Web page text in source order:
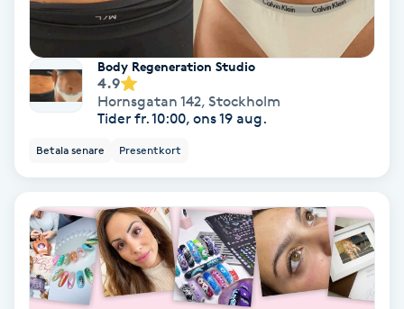
Kemisk peeling
Keratinbehandling
Kiropraktik
Klangmassage
Body Regeneration Studio
4.9
Hornsgatan 142, Stockholm
Tider fr. 10:00, ons 19 aug.
Betala senare Presentkort